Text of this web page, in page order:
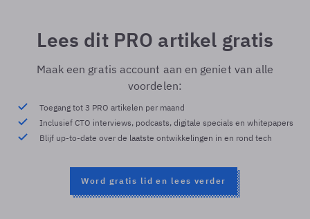
Lees dit PRO artikel gratis
Maak een gratis account aan en geniet van alle
voordelen:
Toegang tot 3 PRO artikelen per maand
Inclusief CTO interviews, podcasts, digitale specials en whitepapers
Blijf up-to-date over de laatste ontwikkelingen in en rond tech
Word gratis lid en lees verder